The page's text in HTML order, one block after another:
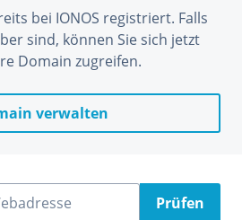
bei IONOS registriert. Falls
sind, können Sie sich jetzt
Domain zugreifen.
verwalten
Prüfen